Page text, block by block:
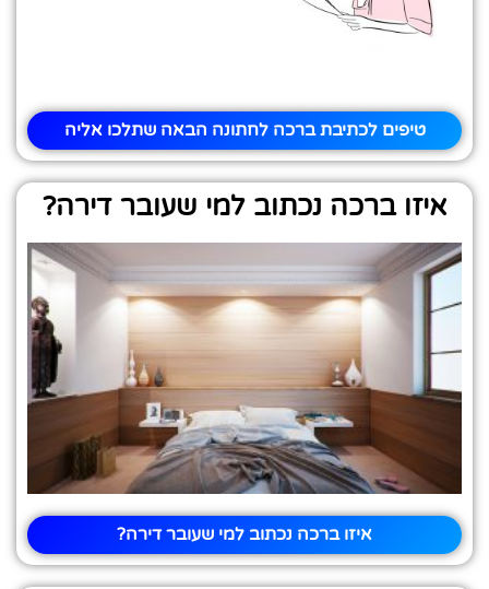
טיפים לכתיבת ברכה לחתונה הבאה שתלכו אליה
איזו ברכה נכתוב למי שעובר דירה?
איזו ברכה נכתוב למי שעובר דירה?